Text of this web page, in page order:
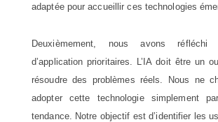
adaptée pour accueillir ces technologies
Deuxièmement, nous avons réfléchi
d’application prioritaires. L’IA doit être un
résoudre des problèmes réels. Nous ne
adopter cette technologie simplement
tendance. Notre objectif est d’identifier les